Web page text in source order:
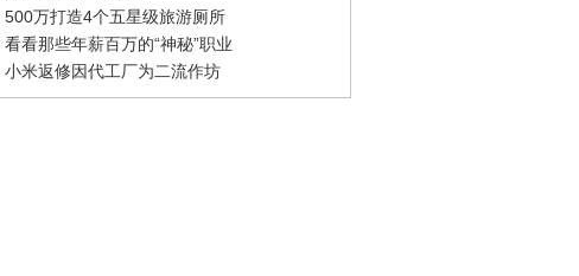
500万打造4个五星级旅游厕所
看看那些年薪百万的“神秘”职业
小米返修因代工厂为二流作坊